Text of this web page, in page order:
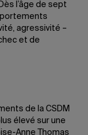
l’âge de sept
agressivité –
et de
de la CSDM
élevé sur une
Anne Thomas